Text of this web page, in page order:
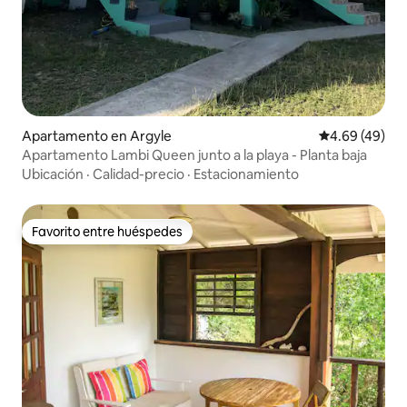
Apartamento en Argyle Calificación
4.69 (49)
Apartamento Lambi Queen junto a la playa - Planta baja
Ubicación · Calidad-precio · Estacionamiento
Favorito entre huéspedes
Favorito entre huéspedes